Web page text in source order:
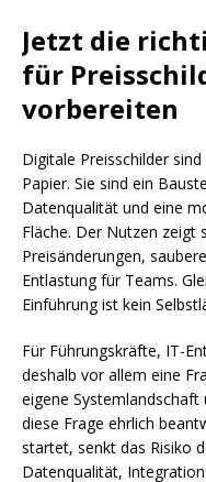
Jetzt die
für
vorbereiten
Digitale Preisschilder
Papier. Sie sind ein
Datenqualität und eine
Fläche. Der Nutzen zeigt
Preisänderungen,
Entlastung für Teams.
Einführung ist kein
Für Führungskräfte, IT-
deshalb vor allem eine
eigene Systemlandschaft
diese Frage ehrlich
startet, senkt das Risiko
Datenqualität,